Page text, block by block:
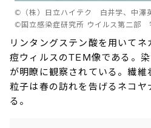
©（株）日立ハイテク 白井学、中澤
©国立感染症研究所 ウイルス第二部
リンタングステン酸を用いて
痘ウィルスのTEM像である。
が明瞭に観察されている。繊維
粒子は春の訪れを告げるネコヤ
る。